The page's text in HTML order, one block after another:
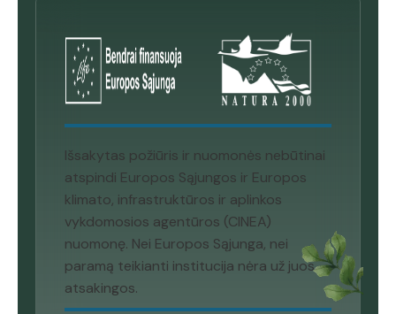
Išsakytas požiūris ir nuomonės nebūtinai
atspindi Europos Sąjungos ir Europos
klimato, infrastruktūros ir aplinkos
vykdomosios agentūros (CINEA)
nuomonę. Nei Europos Sąjunga, nei
paramą teikianti institucija nėra už juos
atsakingos.